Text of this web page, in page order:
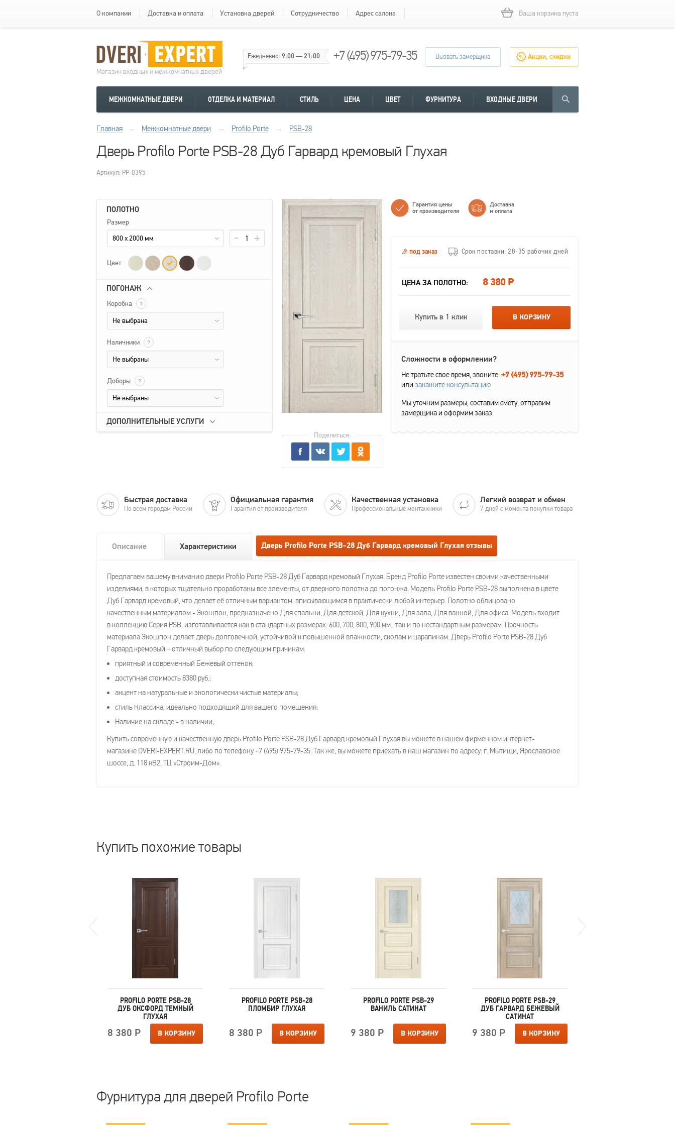
О компании Доставка и оплата Установка дверей Сотрудничество Адрес салона Ваша корзина пуста
Магазин входных и межкомнатных дверей
Ежедневно:9:00—21:00 +7 (495) 975-79-35 Вызвать замерщика Акции, скидки
МЕЖКОМНАТНЫЕ ДВЕРИ ОТДЕЛКА И МАТЕРИАЛ СТИЛЬ ЦЕНА ЦВЕТ ФУРНИТУРА ВХОДНЫЕ ДВЕРИ
Главная → Межкомнатные двери → Profilo Porte → PSB-28
Дверь Profilo Porte PSB-28 Дуб Гарвард кремовый Глухая
Артикул: PP-0395
ПОЛОТНО
Размер
800 x 2000 мм
Цвет
ПОГОНАЖ
Коробка ?
Не выбрана
Наличники ?
Не выбраны
Доборы ?
Не выбраны
ДОПОЛНИТЕЛЬНЫЕ УСЛУГИ
Поделиться:
Гарантия цены
от производителя
Доставка
и оплата
под заказ Срок поставки: 28-35 рабочих дней
ЦЕНА ЗА ПОЛОТНО: 8 380 Р
Купить в 1 клик В КОРЗИНУ
Сложности в оформлении?
Не тратьте свое время, звоните:+7 (495) 975-79-35
или закажите консультацию
Мы уточним размеры, составим смету, отправим
замерщика и оформим заказ.
Быстрая доставка
По всем городам России
Официальная гарантия
Гарантия от производителя
Качественная установка
Профессиональные монтажники
Легкий возврат и обмен
7 дней с момента покупки товара
Описание Характеристики Дверь Profilo Porte PSB-28 Дуб Гарвард кремовый Глухая отзывы
Предлагаем вашему вниманию двери Profilo Porte PSB-28 Дуб Гарвард кремовый Глухая. Бренд Profilo Porte известен своими качественными
изделиями, в которых тщательно проработаны все элементы, от дверного полотна до погонжа. Модель Profilo Porte PSB-28 выполнена в цвете
Дуб Гарвард кремовый, что делает её отличным вариантом, вписывающимся в практически любой интерьер. Полотно облицовано
качественным материалом - Экошпон, предназначено Для спальни, Для детской, Для кухни, Для зала, Для ванной, Для офиса. Модель входит
в коллекцию Серия PSB, изготавливается как в стандартных размерах: 600, 700, 800, 900 мм., так и по нестандартным размерам. Прочность
материала Экошпон делает дверь долговечной, устойчивой к повышенной влажности, сколам и царапинам. Дверь Profilo Porte PSB-28 Дуб
Гарвард кремовый – отличный выбор по следующим причинам:
приятный и современный Бежевый оттенок;
доступная стоимость 8380 руб.;
акцент на натуральные и экологически чистые материалы;
стиль Классика, идеально подходящий для вашего помещения;
Наличие на складе - в наличии;
Купить современную и качественную дверь Profilo Porte PSB-28 Дуб Гарвард кремовый Глухая вы можете в нашем фирменном интернет-
магазине DVERI-EXPERT.RU, либо по телефону +7 (495) 975-79-35. Так же, вы можете приехать в наш магазин по адресу: г. Мытищи, Ярославское
шоссе, д. 118 кВ2, ТЦ «Строим-Дом».
Купить похожие товары
PROFILO PORTE PSB-28
ДУБ ОКСФОРД ТЕМНЫЙ
ГЛУХАЯ
8 380 Р В КОРЗИНУ
PROFILO PORTE PSB-28
ПЛОМБИР ГЛУХАЯ
8 380 Р В КОРЗИНУ
PROFILO PORTE PSB-29
ВАНИЛЬ САТИНАТ
9 380 Р В КОРЗИНУ
PROFILO PORTE PSB-29
ДУБ ГАРВАРД БЕЖЕВЫЙ
САТИНАТ
9 380 Р В КОРЗИНУ
Фурнитура для дверей Profilo Porte